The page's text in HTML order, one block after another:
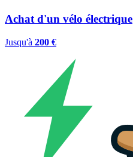
Achat d'un vélo électrique
Jusqu'à 200 €